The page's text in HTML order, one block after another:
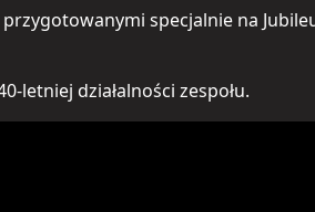
specjalnie na
letniej działalności zespołu.